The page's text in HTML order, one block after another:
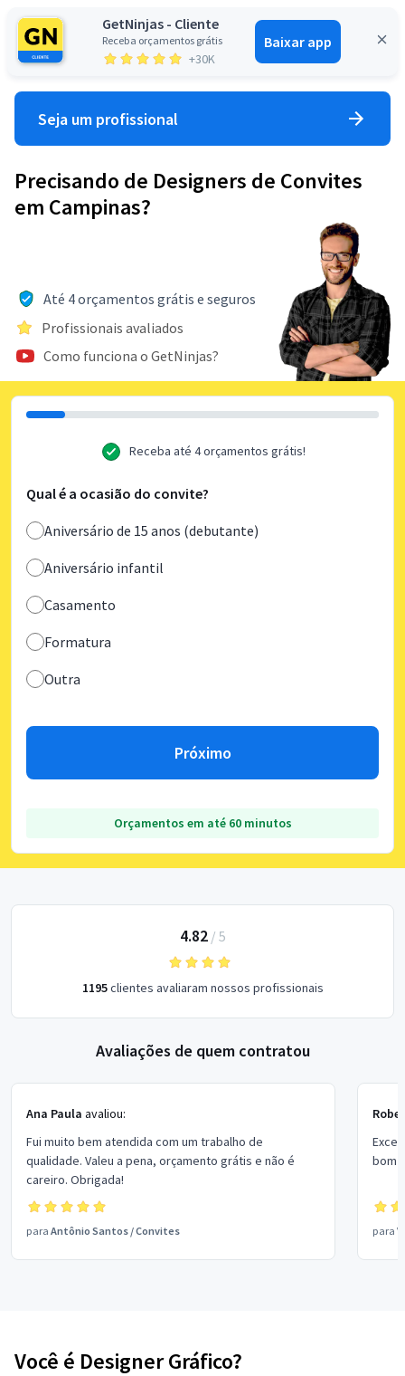
GetNinjas - Cliente
Receba orçamentos grátis
+30K
Baixar app
Entrar
Seja um profissional
Precisando de Designers de Convites
em Campinas?
Até 4 orçamentos grátis e seguros
Profissionais avaliados
Como funciona o GetNinjas?
Receba até 4 orçamentos grátis!
Qual é a ocasião do convite?
Aniversário de 15 anos (debutante)
Aniversário infantil
Casamento
Formatura
Outra
Próximo
Orçamentos em até 60 minutos
4.82/ 5
1195clientes avaliaram nossos profissionais
Avaliações de quem contratou
Ana Paula avaliou:
Fui muito bem atendida com um trabalho de
qualidade. Valeu a pena, orçamento grátis e não é
careiro. Obrigada!
para Antônio Santos /Convites
bom
para
Você é Designer Gráfico?